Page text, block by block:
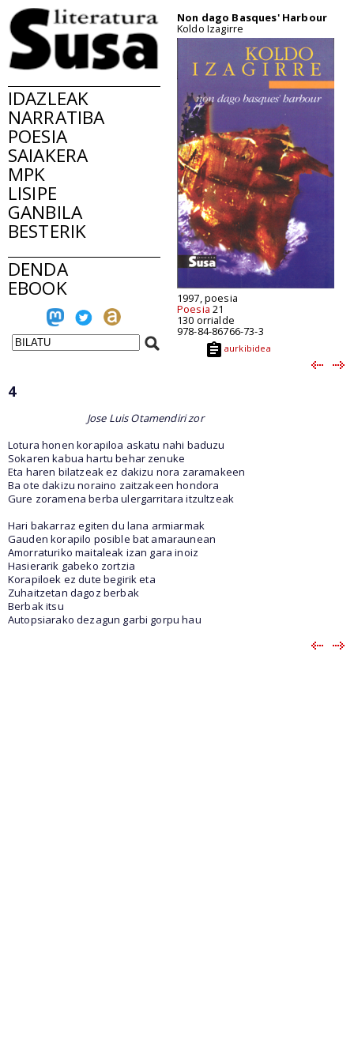
IDAZLEAK
NARRATIBA
POESIA
SAIAKERA
MPK
LISIPE
GANBILA
BESTERIK
DENDA
EBOOK
Non dago Basques' Harbour
Koldo Izagirre
1997, poesia
Poesia 21
130 orrialde
978-84-86766-73-3
aurkibidea
4
Jose Luis Otamendiri zor
Lotura honen korapiloa askatu nahi baduzu
Sokaren kabua hartu behar zenuke
Eta haren bilatzeak ez dakizu nora zaramakeen
Ba ote dakizu noraino zaitzakeen hondora
Gure zoramena berba ulergarritara itzultzeak
Hari bakarraz egiten du lana armiarmak
Gauden korapilo posible bat amaraunean
Amorraturiko maitaleak izan gara inoiz
Hasierarik gabeko zortzia
Korapiloek ez dute begirik eta
Zuhaitzetan dagoz berbak
Berbak itsu
Autopsiarako dezagun garbi gorpu hau